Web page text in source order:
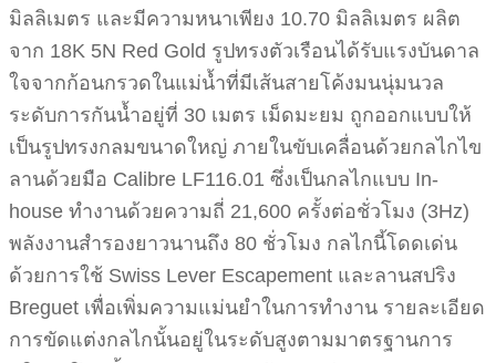
มิลลิเมตร และมีความหนาเพียง 10.70 มิลลิเมตร ผลิต
จาก 18K 5N Red Gold รูปทรงตัวเรือนได้รับแรงบันดาล
ใจจากก้อนกรวดในแม่น้ำที่มีเส้นสายโค้งมนนุ่มนวล
ระดับการกันน้ำอยู่ที่ 30 เมตร เม็ดมะยม ถูกออกแบบให้
เป็นรูปทรงกลมขนาดใหญ่ ภายในขับเคลื่อนด้วยกลไกไข
ลานด้วยมือ Calibre LF116.01 ซึ่งเป็นกลไกแบบ In-
house ทำงานด้วยความถี่ 21,600 ครั้งต่อชั่วโมง (3Hz)
พลังงานสำรองยาวนานถึง 80 ชั่วโมง กลไกนี้โดดเด่น
ด้วยการใช้ Swiss Lever Escapement และลานสปริง
Breguet เพื่อเพิ่มความแม่นยำในการทำงาน รายละเอียด
การขัดแต่งกลไกนั้นอยู่ในระดับสูงตามมาตรฐานการ